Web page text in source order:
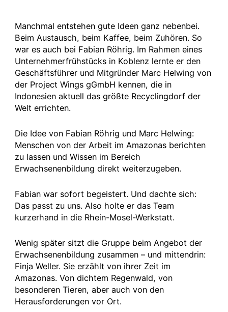
Manchmal entstehen gute Ideen ganz nebenbei.
Beim Austausch, beim Kaffee, beim Zuhören. So
war es auch bei Fabian Röhrig. Im Rahmen eines
Unternehmerfrühstücks in Koblenz lernte er den
Geschäftsführer und Mitgründer Marc Helwing von
der Project Wings gGmbH kennen, die in
Indonesien aktuell das größte Recyclingdorf der
Welt errichten.
Die Idee von Fabian Röhrig und Marc Helwing:
Menschen von der Arbeit im Amazonas berichten
zu lassen und Wissen im Bereich
Erwachsenenbildung direkt weiterzugeben.
Fabian war sofort begeistert. Und dachte sich:
Das passt zu uns. Also holte er das Team
kurzerhand in die Rhein-Mosel-Werkstatt.
Wenig später sitzt die Gruppe beim Angebot der
Erwachsenenbildung zusammen – und mittendrin:
Finja Weller. Sie erzählt von ihrer Zeit im
Amazonas. Von dichtem Regenwald, von
besonderen Tieren, aber auch von den
Herausforderungen vor Ort.